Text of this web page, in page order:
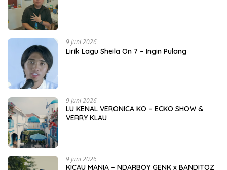
9 Juni 2026
Lirik Lagu Sheila On 7 – Ingin Pulang
9 Juni 2026
LU KENAL VERONICA KO – ECKO SHOW &
VERRY KLAU
9 Juni 2026
KICAU MANIA – NDARBOY GENK x BANDITOZ